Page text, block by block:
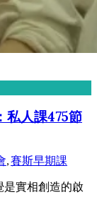
私人課475節
,賽斯早期課
實相創造的啟